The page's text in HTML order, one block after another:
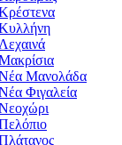
Λεχαινά
Μανολάδα
Φιγαλεία